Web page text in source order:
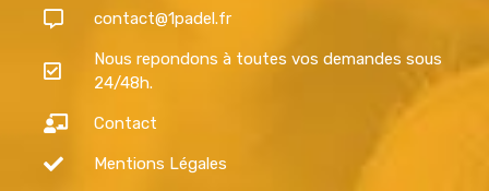
contact@1padel.fr
Nous repondons à toutes vos demandes sous
24/48h.
Contact
Mentions Légales